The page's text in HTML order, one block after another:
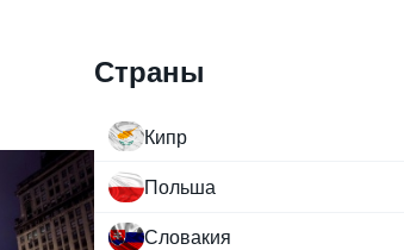
Страны
Кипр
Польша
Словакия